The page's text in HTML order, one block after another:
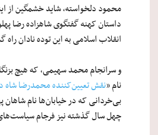
محمود دلخواسته، شاید خشمگین از
داستان کهنه گفتگوی شاهزاده رضا
انقلاب اسلامی به این توده نادان
و سرانجام محمد سهیمی، که هیچ
نام «نقش تعیین‌کننده محمدرضا شاه در
بی‌خردانی که در خیابان‌ها نام شاهان
چهل سال گذشته نیز فرجام